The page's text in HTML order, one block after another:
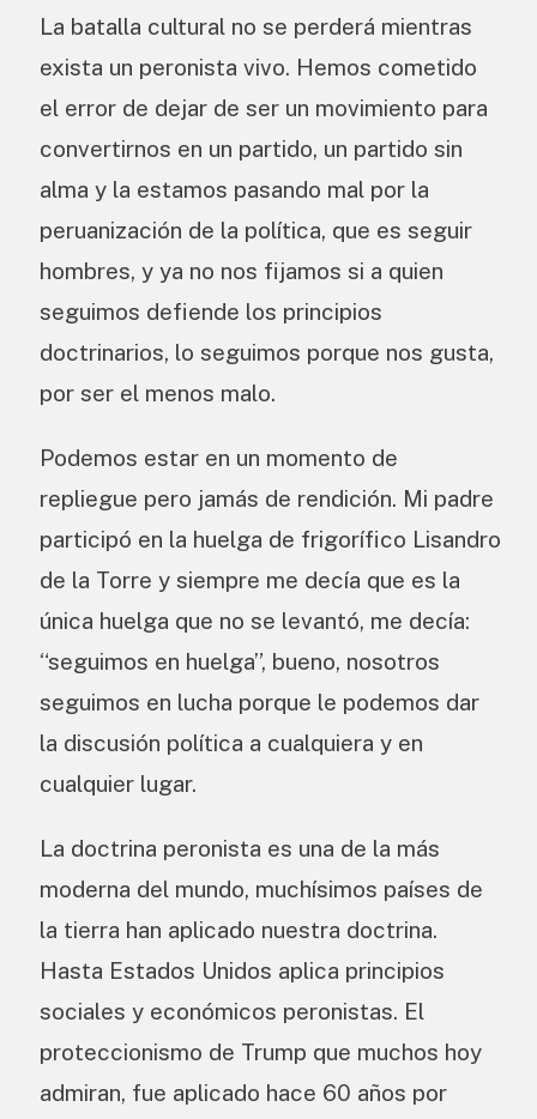
La batalla cultural no se perderá mientras
exista un peronista vivo. Hemos cometido
el error de dejar de ser un movimiento para
convertirnos en un partido, un partido sin
alma y la estamos pasando mal por la
peruanización de la política, que es seguir
hombres, y ya no nos fijamos si a quien
seguimos defiende los principios
doctrinarios, lo seguimos porque nos gusta,
por ser el menos malo.
Podemos estar en un momento de
repliegue pero jamás de rendición. Mi padre
participó en la huelga de frigorífico Lisandro
de la Torre y siempre me decía que es la
única huelga que no se levantó, me decía:
“seguimos en huelga”, bueno, nosotros
seguimos en lucha porque le podemos dar
la discusión política a cualquiera y en
cualquier lugar.
La doctrina peronista es una de la más
moderna del mundo, muchísimos países de
la tierra han aplicado nuestra doctrina.
Hasta Estados Unidos aplica principios
sociales y económicos peronistas. El
proteccionismo de Trump que muchos hoy
admiran, fue aplicado hace 60 años por